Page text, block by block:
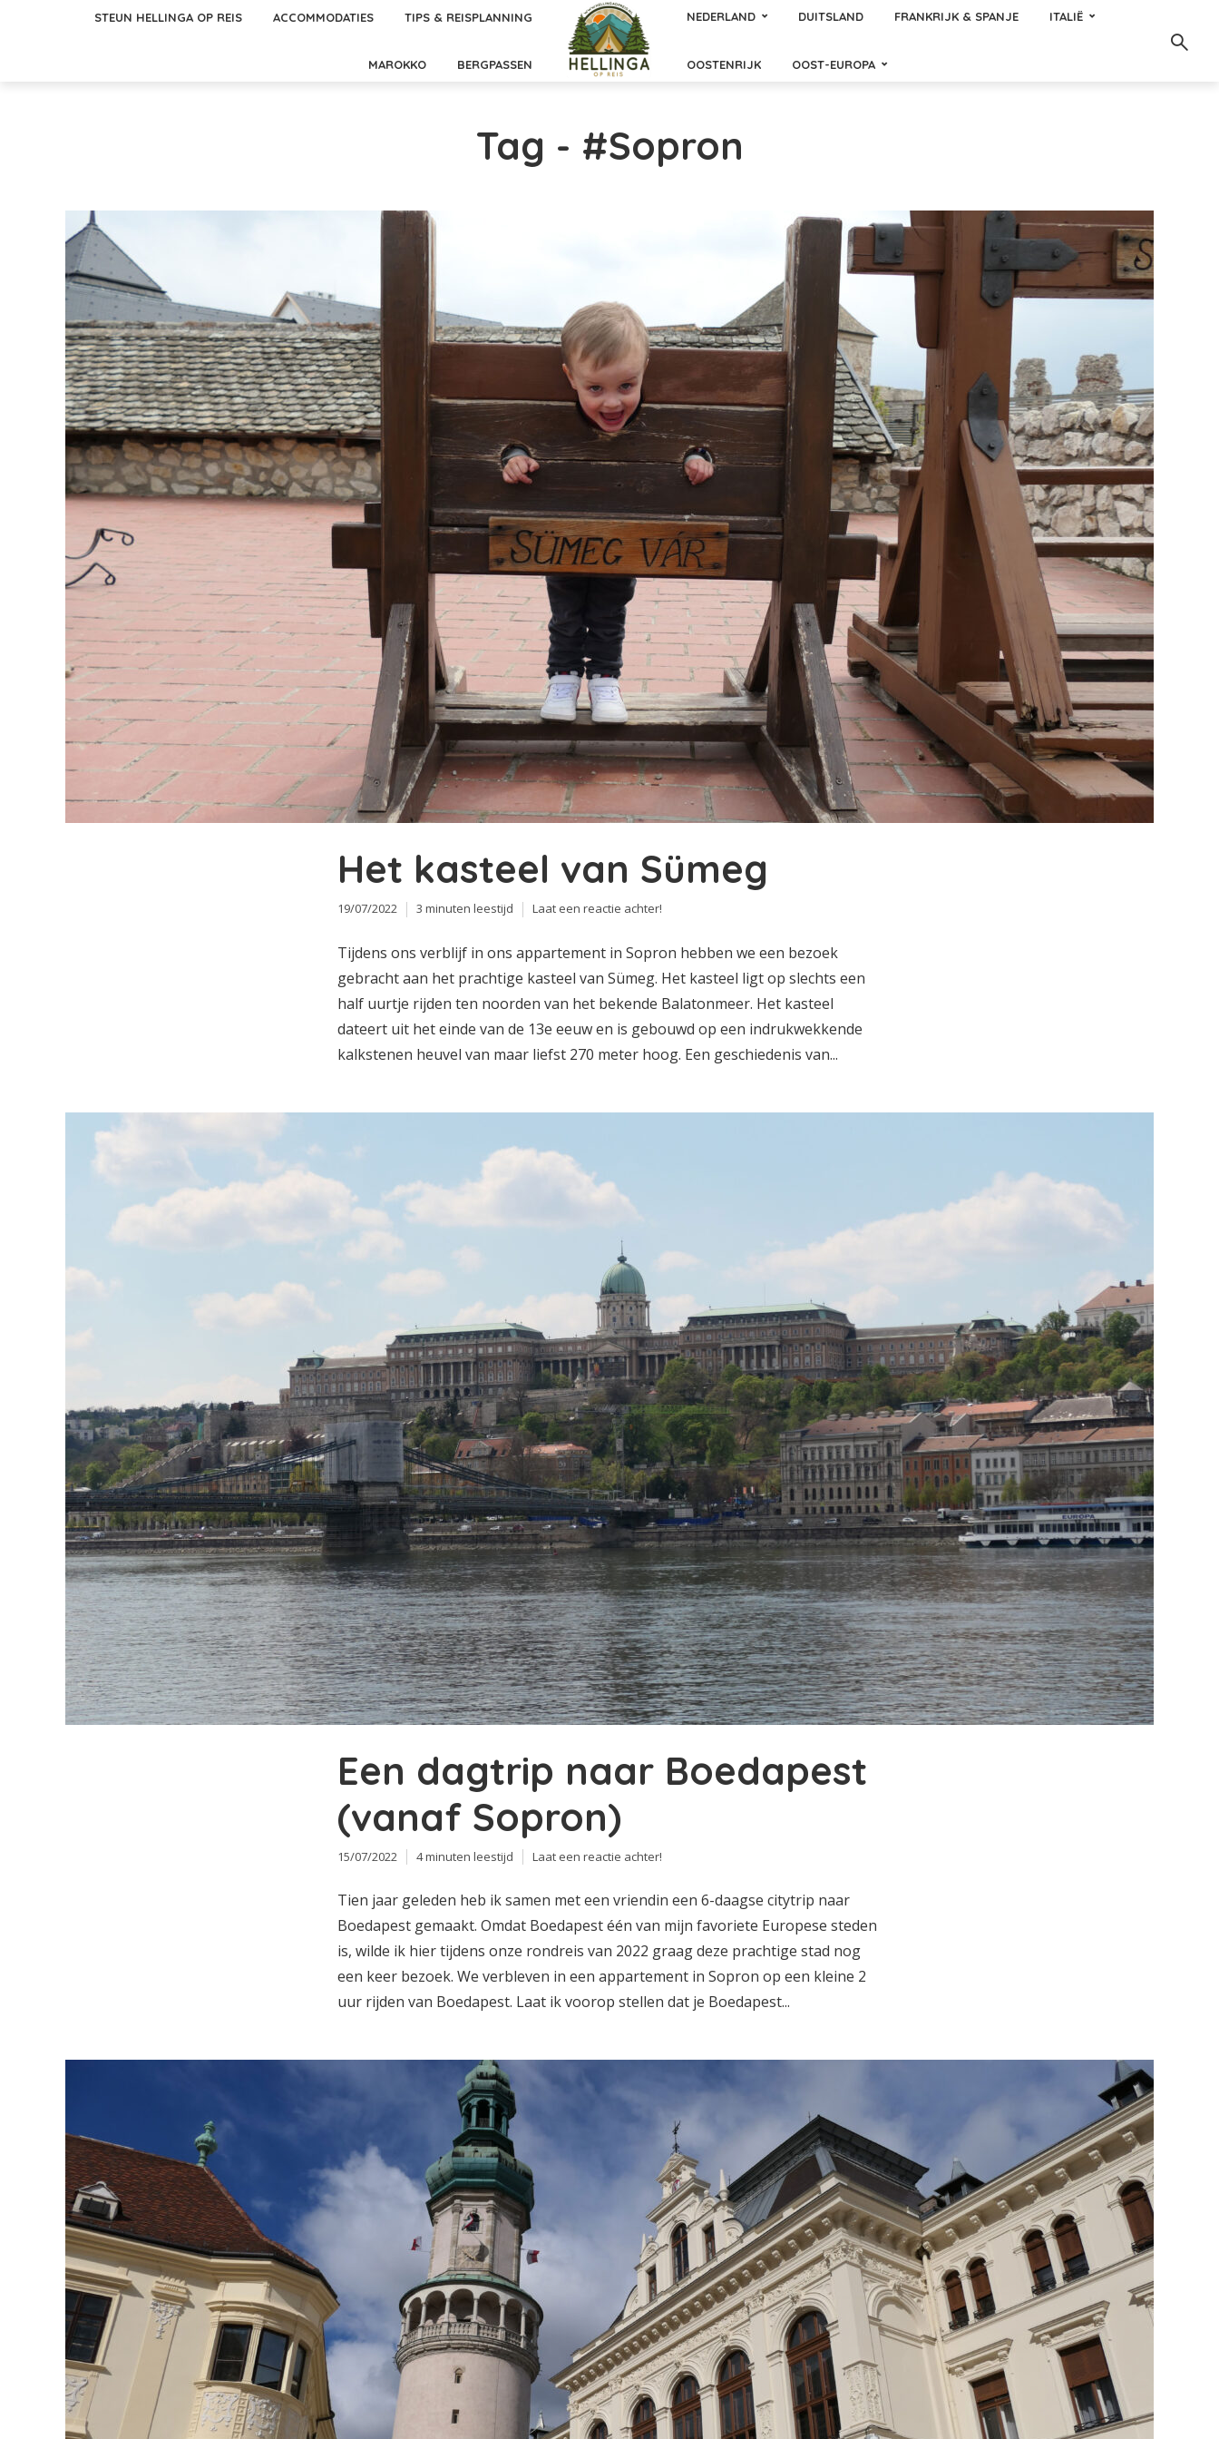
STEUN HELLINGA OP REIS ACCOMMODATIES TIPS & REISPLANNING
MAROKKO BERGPASSEN
NEDERLAND DUITSLAND FRANKRIJK & SPANJE ITALIË
OOSTENRIJK OOST-EUROPA
Tag - #Sopron
Het kasteel van Sümeg
19/07/2022 3 minuten leestijd Laat een reactie achter!
Tijdens ons verblijf in ons appartement in Sopron hebben we een bezoek
gebracht aan het prachtige kasteel van Sümeg. Het kasteel ligt op slechts een
half uurtje rijden ten noorden van het bekende Balatonmeer. Het kasteel
dateert uit het einde van de 13e eeuw en is gebouwd op een indrukwekkende
kalkstenen heuvel van maar liefst 270 meter hoog. Een geschiedenis van...
Een dagtrip naar Boedapest
(vanaf Sopron)
15/07/2022 4 minuten leestijd Laat een reactie achter!
Tien jaar geleden heb ik samen met een vriendin een 6-daagse citytrip naar
Boedapest gemaakt. Omdat Boedapest één van mijn favoriete Europese steden
is, wilde ik hier tijdens onze rondreis van 2022 graag deze prachtige stad nog
een keer bezoek. We verbleven in een appartement in Sopron op een kleine 2
uur rijden van Boedapest. Laat ik voorop stellen dat je Boedapest...